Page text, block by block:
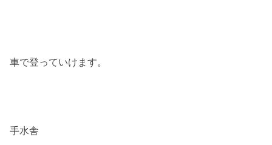
車で登っていけます。
手水舎